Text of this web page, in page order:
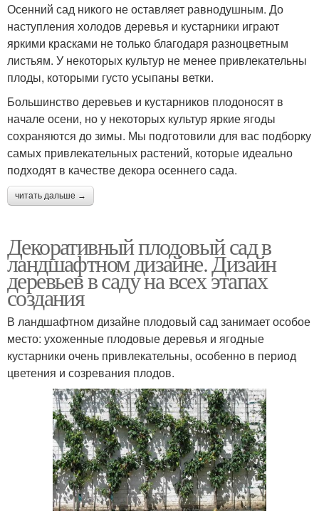
Невысокие дерева Дерева для сада
Пирамидальные дерева Хвойные дерева
Красивое дерево
150-летний дерево Карликовые дерева
Дерево с красными Дерева с красной
Декоративные дерева Изменения с деревьями
Осенний сад никого не оставляет равнодушным. До
наступления холодов деревья и кустарники играют
яркими красками не только благодаря разноцветным
листьям. У некоторых культур не менее привлекательны
плоды, которыми густо усыпаны ветки.
Большинство деревьев и кустарников плодоносят в
начале осени, но у некоторых культур яркие ягоды
сохраняются до зимы. Мы подготовили для вас подборку
самых привлекательных растений, которые идеально
подходят в качестве декора осеннего сада.
читать дальше →
Декоративный плодовый сад в
ландшафтном дизайне. Дизайн
деревьев в саду на всех этапах
создания
В ландшафтном дизайне плодовый сад занимает особое
место: ухоженные плодовые деревья и ягодные
кустарники очень привлекательны, особенно в период
цветения и созревания плодов.